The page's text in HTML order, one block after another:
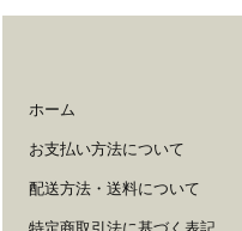
ホーム
お支払い方法について
配送方法・送料について